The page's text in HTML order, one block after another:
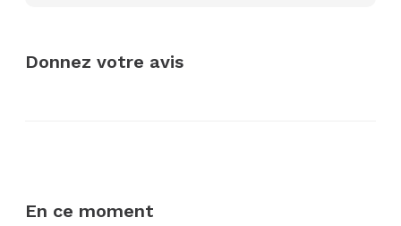
Donnez votre avis
En ce moment